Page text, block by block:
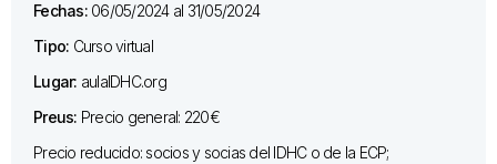
Fechas: 06/05/2024 al 31/05/2024
Tipo: Curso virtual
Lugar: aulaIDHC.org
Preus: Precio general: 220€
Precio reducido: socios y socias del IDHC o de la ECP;